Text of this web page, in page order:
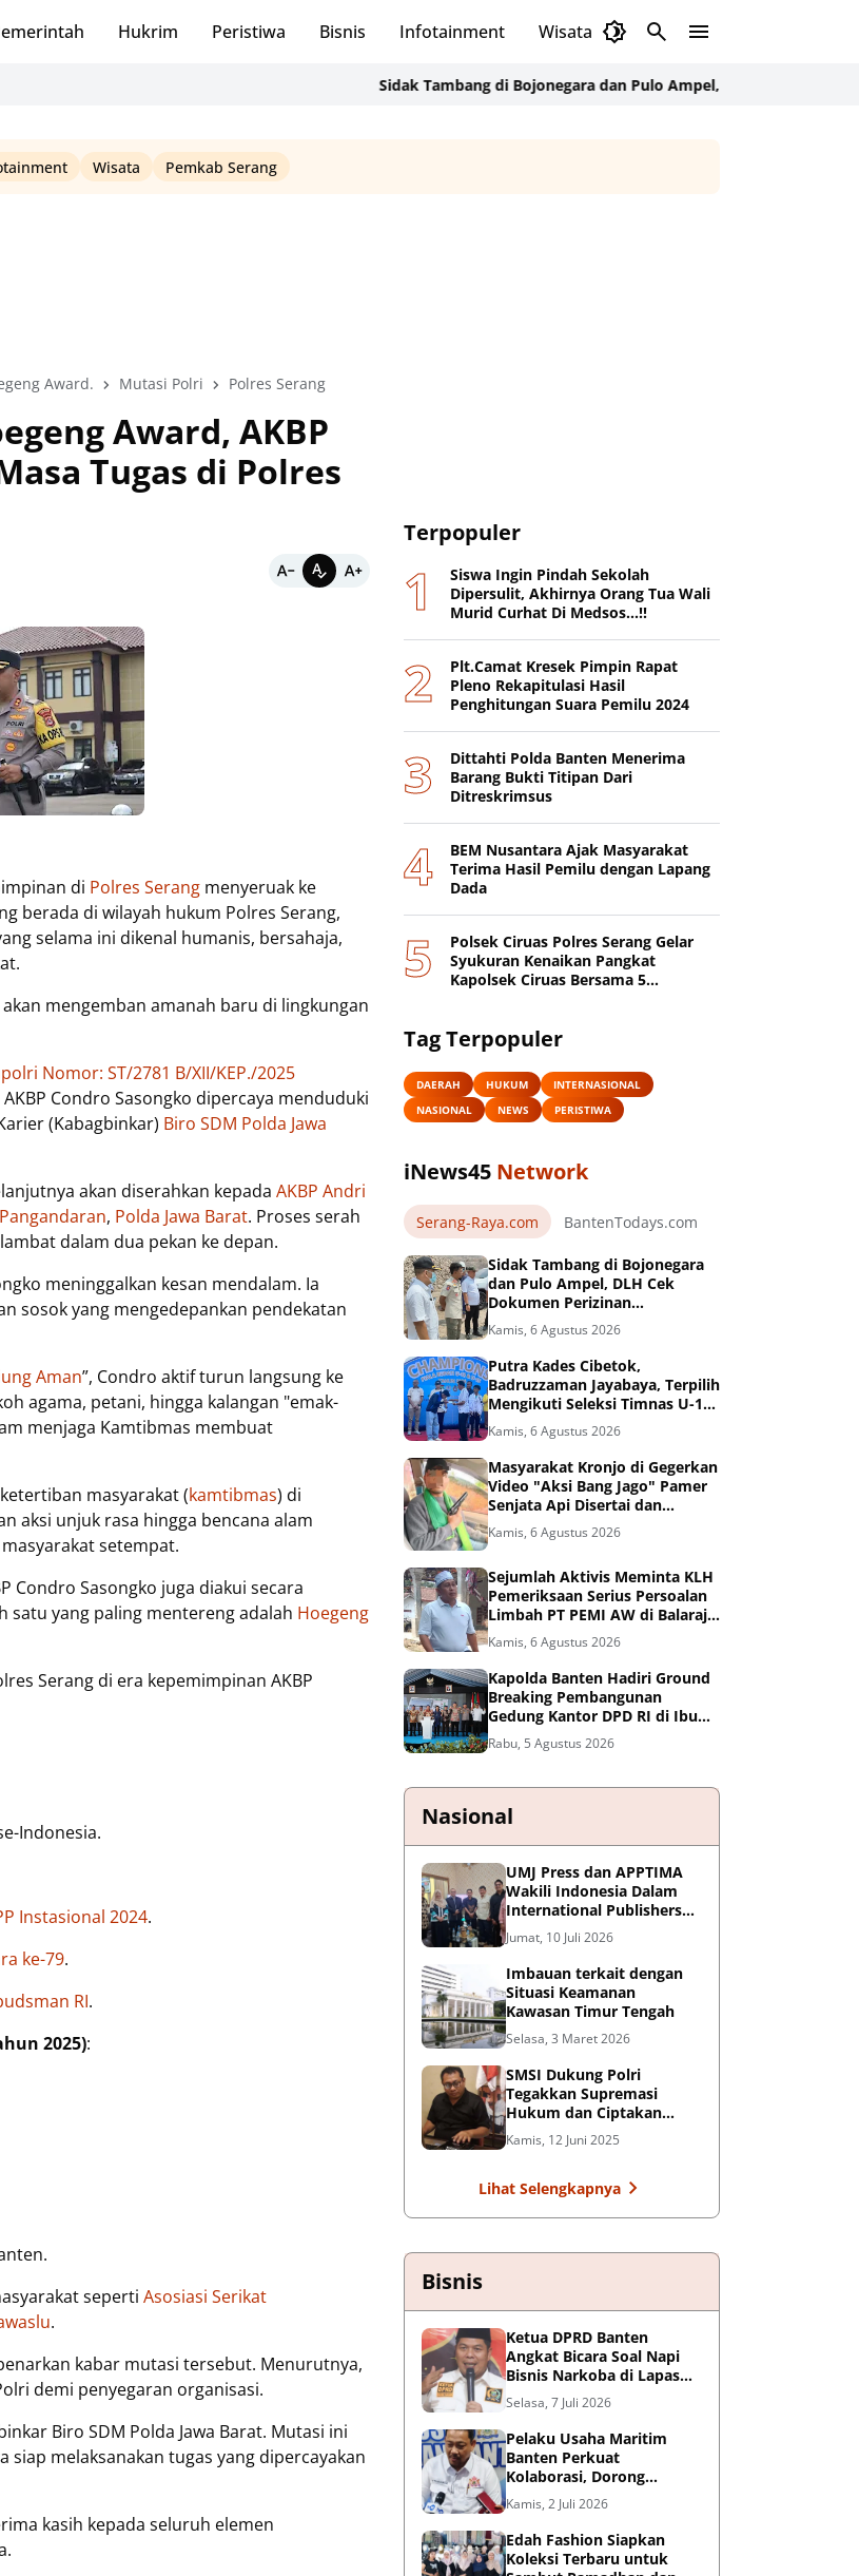
Hukrim Peristiwa Bisnis Infotainment Wisata Daerah
Sidak Tambang di Bojonegara dan Pulo Ampel, DLH Cek Dokumen
Wisata Pemkab Serang
Award. Mutasi Polri Polres Serang
Award, AKBP
Tugas di Polres
di Polres Serang menyeruak ke
berada di wilayah hukum Polres Serang,
selama ini dikenal humanis, bersahaja,
mengemban amanah baru di lingkungan
Nomor: ST/2781 B/XII/KEP./2025
Condro Sasongko dipercaya menduduki
(Kabagbinkar) Biro SDM Polda Jawa
akan diserahkan kepada AKBP Andri
, Polda Jawa Barat. Proses serah
dalam dua pekan ke depan.
meninggalkan kesan mendalam. Ia
sosok yang mengedepankan pendekatan
Aman”, Condro aktif turun langsung ke
agama, petani, hingga kalangan "emak-
menjaga Kamtibmas membuat
masyarakat (kamtibmas) di
aksi unjuk rasa hingga bencana alam
setempat.
Condro Sasongko juga diakui secara
satu yang paling mentereng adalah Hoegeng
Serang di era kepemimpinan AKBP
Indonesia.
Instasional 2024.
ke-79.
RI.
2025):
seperti Asosiasi Serikat
.
kabar mutasi tersebut. Menurutnya,
demi penyegaran organisasi.
Biro SDM Polda Jawa Barat. Mutasi ini
melaksanakan tugas yang dipercayakan
kasih kepada seluruh elemen
Terpopuler
Siswa Ingin Pindah Sekolah
Dipersulit, Akhirnya Orang Tua Wali
Murid Curhat Di Medsos...!!
Plt.Camat Kresek Pimpin Rapat
Pleno Rekapitulasi Hasil
Penghitungan Suara Pemilu 2024
Dittahti Polda Banten Menerima
Barang Bukti Titipan Dari
Ditreskrimsus
BEM Nusantara Ajak Masyarakat
Terima Hasil Pemilu dengan Lapang
Dada
Polsek Ciruas Polres Serang Gelar
Syukuran Kenaikan Pangkat
Kapolsek Ciruas Bersama 5
Tag Terpopuler
DAERAH HUKUM
INTERNASIONAL
NASIONAL
NEWS PERISTIWA
iNews45 Network
Serang-Raya.com BantenTodays.com
Sidak Tambang di Bojonegara
dan Pulo Ampel, DLH Cek
Dokumen Perizinan
Perusahaan
Kamis, 6 Agustus 2026
Putra Kades Cibetok,
Badruzzaman Jayabaya, Terpilih
Mengikuti Seleksi Timnas U-16
PSSI, di Kalimantan
Kamis, 6 Agustus 2026
Masyarakat Kronjo di Gegerkan
Video "Aksi Bang Jago" Pamer
Senjata Api Disertai dan
Pengancaman Beredar Luas di
Medsos
Kamis, 6 Agustus 2026
Sejumlah Aktivis Meminta KLH
Pemeriksaan Serius Persoalan
Limbah PT PEMI AW di Balaraja
- Tangerang
Kamis, 6 Agustus 2026
Kapolda Banten Hadiri Ground
Breaking Pembangunan
Gedung Kantor DPD RI di Ibu
Kota Provinsi Banten
Rabu, 5 Agustus 2026
Nasional
UMJ Press dan APPTIMA
Wakili Indonesia Dalam
International Publishers
Congress 2026 di Malaysia
Jumat, 10 Juli 2026
Imbauan terkait dengan
Situasi Keamanan
Kawasan Timur Tengah
Selasa, 3 Maret 2026
SMSI Dukung Polri
Tegakkan Supremasi
Hukum dan Ciptakan
Kondusifitas Nasional
Kamis, 12 Juni 2025
Lihat Selengkapnya
Bisnis
Ketua DPRD Banten
Angkat Bicara Soal Napi
Bisnis Narkoba di Lapas
Kelas I Tangerang: Harus
Ditindak Tegas
Selasa, 7 Juli 2026
Pelaku Usaha Maritim
Banten Perkuat
Kolaborasi, Dorong
Kemajuan Sektor
Pelabuhan
Kamis, 2 Juli 2026
Edah Fashion Siapkan
Koleksi Terbaru untuk